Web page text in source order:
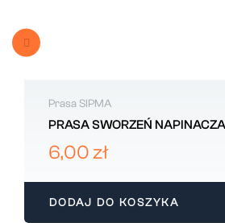
Prasa SIPMA
PRASA SWORZEŃ
202304014000
6,00 zł
DODAJ DO KOSZYKA